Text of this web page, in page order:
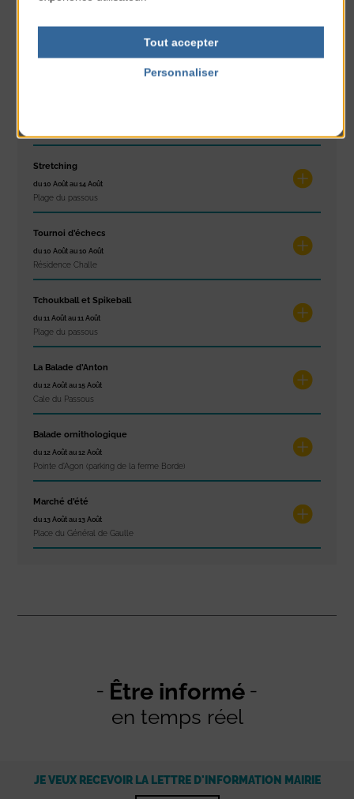
Stretching
du 10 Août au 14 Août
Plage du passous
Tournoi d’échecs
du 10 Août au 10 Août
Résidence Challe
Tchoukball et Spikeball
du 11 Août au 11 Août
Plage du passous
La Balade d’Anton
du 12 Août au 15 Août
Cale du Passous
Balade ornithologique
du 12 Août au 12 Août
Pointe d'Agon (parking de la ferme Borde)
Marché d’été
du 13 Août au 13 Août
Place du Général de Gaulle
Être informé
en temps réel
JE VEUX RECEVOIR LA LETTRE D'INFORMATION MAIRIE
Tout accepter
Personnaliser